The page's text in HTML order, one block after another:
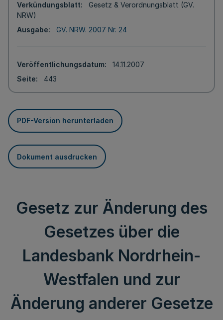
Verkündungsblatt
Gesetz & Verordnungsblatt (GV.
NRW)
Ausgabe
GV. NRW. 2007 Nr. 24
Veröffentlichungsdatum
14.11.2007
Seite
443
PDF-Version herunterladen
Dokument ausdrucken
Gesetz zur Änderung des
Gesetzes über die
Landesbank Nordrhein-
Westfalen und zur
Änderung anderer Gesetze